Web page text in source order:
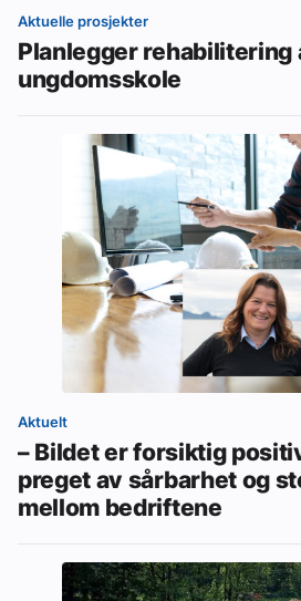
Aktuelle prosjekter
Planlegger
ungdomsskole
Aktuelt
– Bildet er forsiktig
preget av sårbarhet og
mellom bedriftene